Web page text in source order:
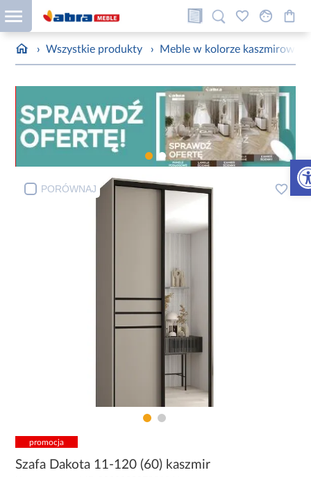
› Wszystkie produkty › Meble w kolorze kaszmirowym
PORÓWNAJ
promocja
Szafa Dakota 11-120 (60) kaszmir